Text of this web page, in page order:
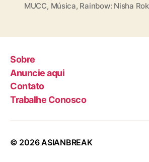
MUCC, Música, Rainbow: Nisha
Sobre
Anuncie aqui
Contato
Trabalhe Conosco
© 2026ASIANBREAK